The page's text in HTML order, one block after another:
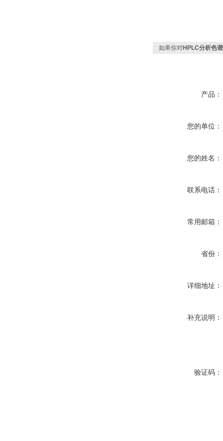
如果你对HPLC分析色
产品：
您的单位：
您的姓名：
联系电话：
常用邮箱：
省份：
详细地址：
补充说明：
验证码：